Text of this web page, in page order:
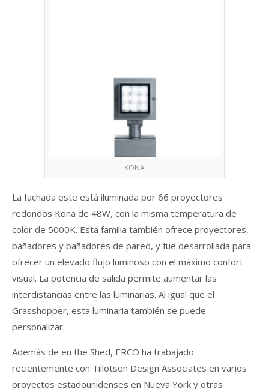
KONA
La fachada este está iluminada por 66 proyectores
redondos Kona de 48W, con la misma temperatura de
color de 5000K. Esta familia también ofrece proyectores,
bañadores y bañadores de pared, y fue desarrollada para
ofrecer un elevado flujo luminoso con el máximo confort
visual. La potencia de salida permite aumentar las
interdistancias entre las luminarias. Al igual que el
Grasshopper, esta luminaria también se puede
personalizar.
Además de en the Shed, ERCO ha trabajado
recientemente con Tillotson Design Associates en varios
proyectos estadounidenses en Nueva York y otras